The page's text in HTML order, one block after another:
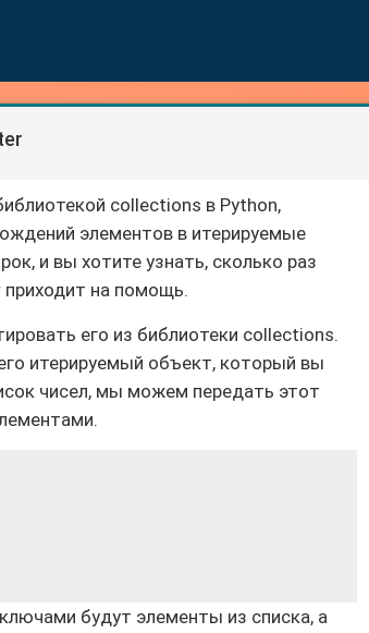
collections в Python,
элементов в итерируемые
и вы хотите узнать, сколько раз
приходит на помощь.
его из библиотеки collections.
итерируемый объект, который вы
чисел, мы можем передать этот
будут элементы из списка, а